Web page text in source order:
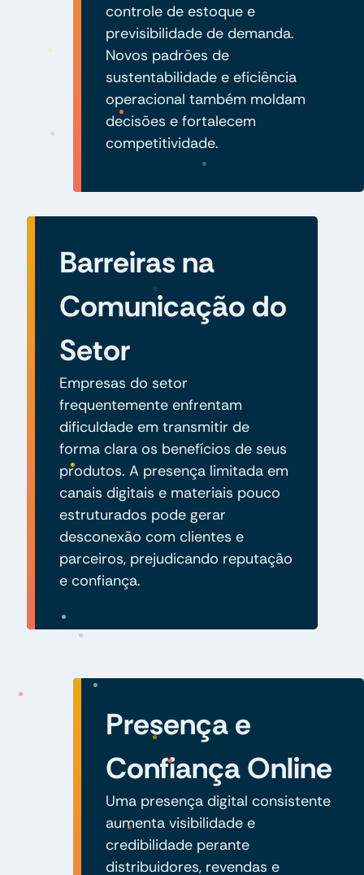
controle de estoque e
previsibilidade de demanda.
Novos padrões de
sustentabilidade e eficiência
operacional também moldam
decisões e fortalecem
competitividade.
Barreiras na
Comunicação do
Setor
Empresas do setor
frequentemente enfrentam
dificuldade em transmitir de
forma clara os benefícios de seus
produtos. A presença limitada em
canais digitais e materiais pouco
estruturados pode gerar
desconexão com clientes e
parceiros, prejudicando reputação
e confiança.
Presença e
Confiança Online
Uma presença digital consistente
aumenta visibilidade e
credibilidade perante
distribuidores, revendas e